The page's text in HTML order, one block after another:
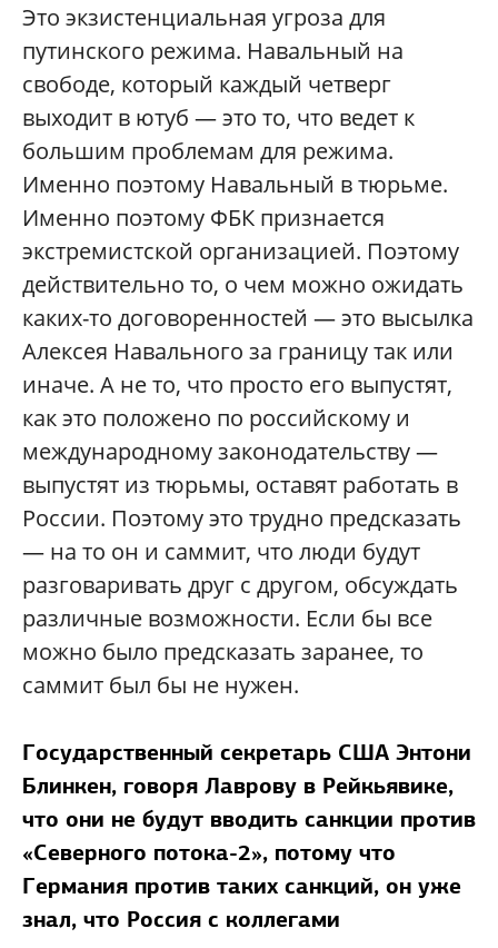
Это экзистенциальная угроза для
путинского режима. Навальный на
свободе, который каждый четверг
выходит в ютуб — это то, что ведет к
большим проблемам для режима.
Именно поэтому Навальный в тюрьме.
Именно поэтому ФБК признается
экстремистской организацией. Поэтому
действительно то, о чем можно ожидать
каких-то договоренностей — это высылка
Алексея Навального за границу так или
иначе. А не то, что просто его выпустят,
как это положено по российскому и
международному законодательству —
выпустят из тюрьмы, оставят работать в
России. Поэтому это трудно предсказать
— на то он и саммит, что люди будут
разговаривать друг с другом, обсуждать
различные возможности. Если бы все
можно было предсказать заранее, то
саммит был бы не нужен.
Государственный секретарь США Энтони
Блинкен, говоря Лаврову в Рейкьявике,
что они не будут вводить санкции против
«Северного потока-2», потому что
Германия против таких санкций, он уже
знал, что Россия с коллегами